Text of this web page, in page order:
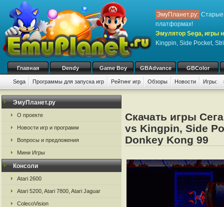
ЭмуПланет.ру: Старые
платформах!
Эмулятор Sega, игры
Kingpin, Side Pocket,
Главная Dendy Game Boy GBAdvance GBColor
Sega Программы для запуска игр Рейтинг игр Обзоры Новости Игры:
ЭмуПланет.ру
О проекте
Новости игр и программ
Вопросы и предложения
Мини Игры
Консоли
Atari 2600
Atari 5200, Atari 7800, Atari Jaguar
ColecoVision
Скачать игры
vs Kingpin, Side
Donkey Kong 99